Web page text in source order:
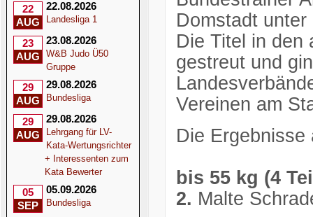
22
AUG
22.08.2026
Landesliga 1
23
AUG
23.08.2026
W&B Judo Ü50
Gruppe
29
AUG
29.08.2026
Bundesliga
29
AUG
29.08.2026
Lehrgang für LV-
Kata-Wertungsrichter
+ Interessenten zum
Kata Bewerter
05
SEP
05.09.2026
Bundesliga
Domstadt unter
Die Titel in den
gestreut und
Vereinen am
Die
bis 55 kg (4
2. Malte